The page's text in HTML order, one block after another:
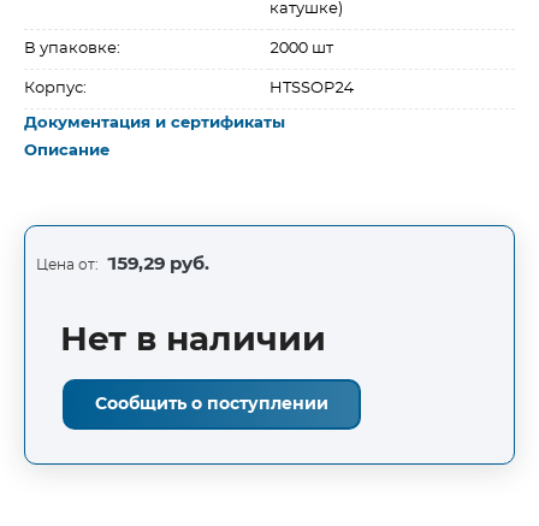
катушке)
В упаковке: 2000 шт
Корпус: HTSSOP24
Документация и сертификаты
Описание
Цена от: 159,29 руб.
Нет в наличии
Сообщить о поступлении